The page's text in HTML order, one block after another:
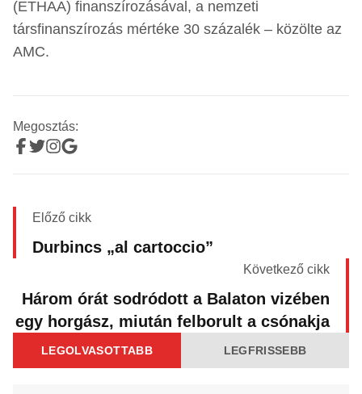
(ETHAA) finanszírozásával, a nemzeti
társfinanszírozás mértéke 30 százalék – közölte az
AMC.
Megosztás:
Előző cikk
Durbincs „al cartoccio”
Következő cikk
Három órát sodródott a Balaton vizében
egy horgász, miután felborult a csónakja
LEGOLVASOTTABB LEGFRISSEBB